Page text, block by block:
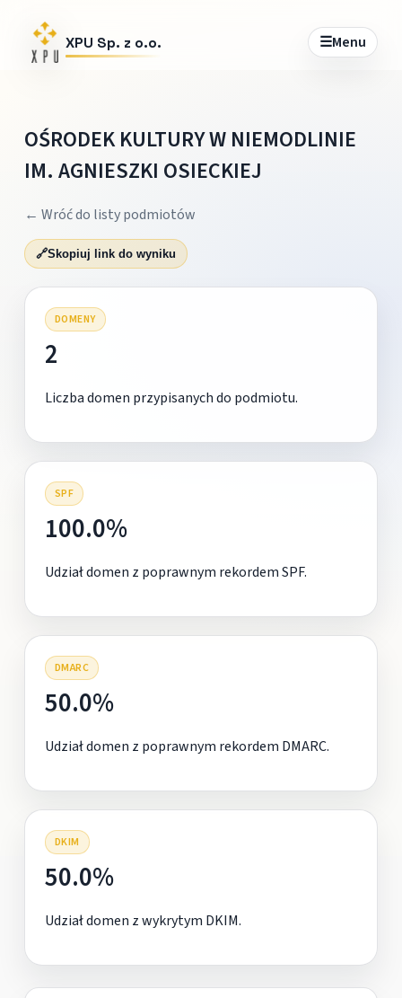
XPU Sp. z o.o. ☰Menu
OŚRODEK KULTURY W NIEMODLINIE
IM. AGNIESZKI OSIECKIEJ
← Wróć do listy podmiotów
🔗Skopiuj link do wyniku
DOMENY
2
Liczba domen przypisanych do podmiotu.
SPF
100.0%
Udział domen z poprawnym rekordem SPF.
DMARC
50.0%
Udział domen z poprawnym rekordem DMARC.
DKIM
50.0%
Udział domen z wykrytym DKIM.